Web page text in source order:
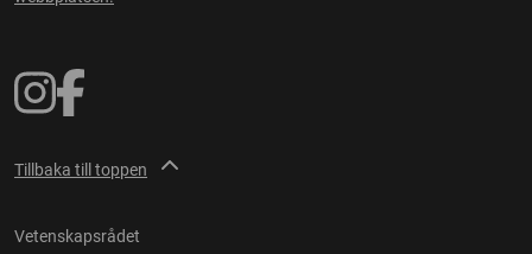
Tillbaka till toppen
Vetenskapsrådet